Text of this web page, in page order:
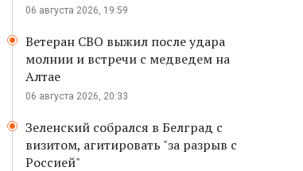
06 августа 2026, 19:59
Ветеран СВО выжил после удара
молнии и встречи с медведем на
Алтае
06 августа 2026, 20:33
Зеленский собрался в Белград с
визитом, агитировать "за разрыв с
Россией"